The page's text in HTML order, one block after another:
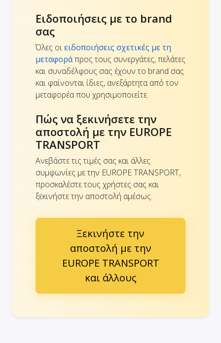
Ειδοποιήσεις με το brand
σας
Όλες οιειδοποιήσεις σχετικές με τη
μεταφοράπρος τους συνεργάτες, πελάτες
και συναδέλφους σας έχουν το brand σας
και φαίνονται ίδιες, ανεξάρτητα από τον
μεταφορέα που χρησιμοποιείτε.
Πώς να ξεκινήσετε την
αποστολή με την EUROPE
TRANSPORT
Ανεβάστε τις τιμές σας και άλλες
συμφωνίες με την EUROPE TRANSPORT,
προσκαλέστε τους χρήστες σας και
ξεκινήστε την αποστολή αμέσως.
Ξεκινήστε την
αποστολή με την
EUROPE TRANSPORT
και άλλους